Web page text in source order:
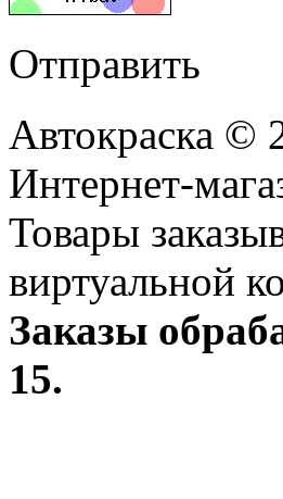
Отправить
Автокраска ©
Интернет-
Товары
виртуальной
Заказы
15.